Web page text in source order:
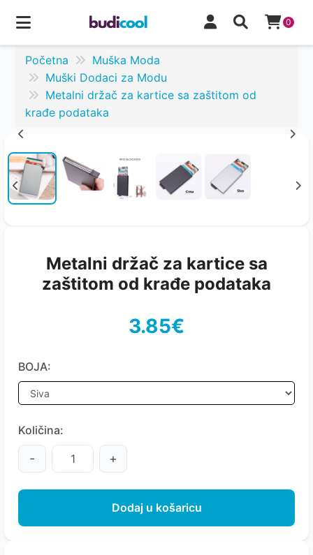
0
Početna
Muška Moda
Muški Dodaci za Modu
Metalni držač za kartice sa zaštitom od
krađe podataka
Metalni držač za kartice sa
zaštitom od krađe podataka
3.85€
BOJA:
Količina:
- +
Dodaj u košaricu